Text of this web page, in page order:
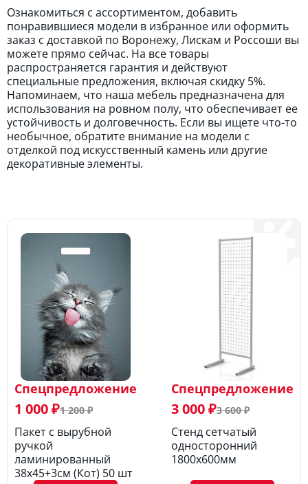
Ознакомиться с ассортиментом, добавить
понравившиеся модели в избранное или оформить
заказ с доставкой по Воронежу, Лискам и Россоши вы
можете прямо сейчас. На все товары
распространяется гарантия и действуют
специальные предложения, включая скидку 5%.
Напоминаем, что наша мебель предназначена для
использования на ровном полу, что обеспечивает ее
устойчивость и долговечность. Если вы ищете что-то
необычное, обратите внимание на модели с
отделкой под искусственный камень или другие
декоративные элементы.
Спецпредложение
1 000 ₽1 200 ₽
Пакет с вырубной
ручкой
ламинированный
38х45+3см (Кот) 50 шт
Спецпредложение
3 000 ₽3 600 ₽
Стенд сетчатый
односторонний
1800х600мм